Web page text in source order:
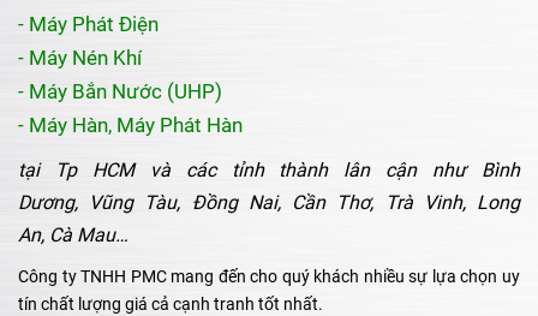
- Máy Phát Điện
- Máy Nén Khí
- Máy Bắn Nước (UHP)
- Máy Hàn, Máy Phát Hàn
tại Tp HCM và các tỉnh thành lân cận nhưBình
Dương,
Vũng Tàu, Đồng Nai, Cần Thơ, Trà Vinh, Long
An, Cà Mau…
Công ty TNHH PMC mang đến cho quý khách nhiều sự lựa chọn uy
tín chất lượng giá cả cạnh tranh tốt nhất.